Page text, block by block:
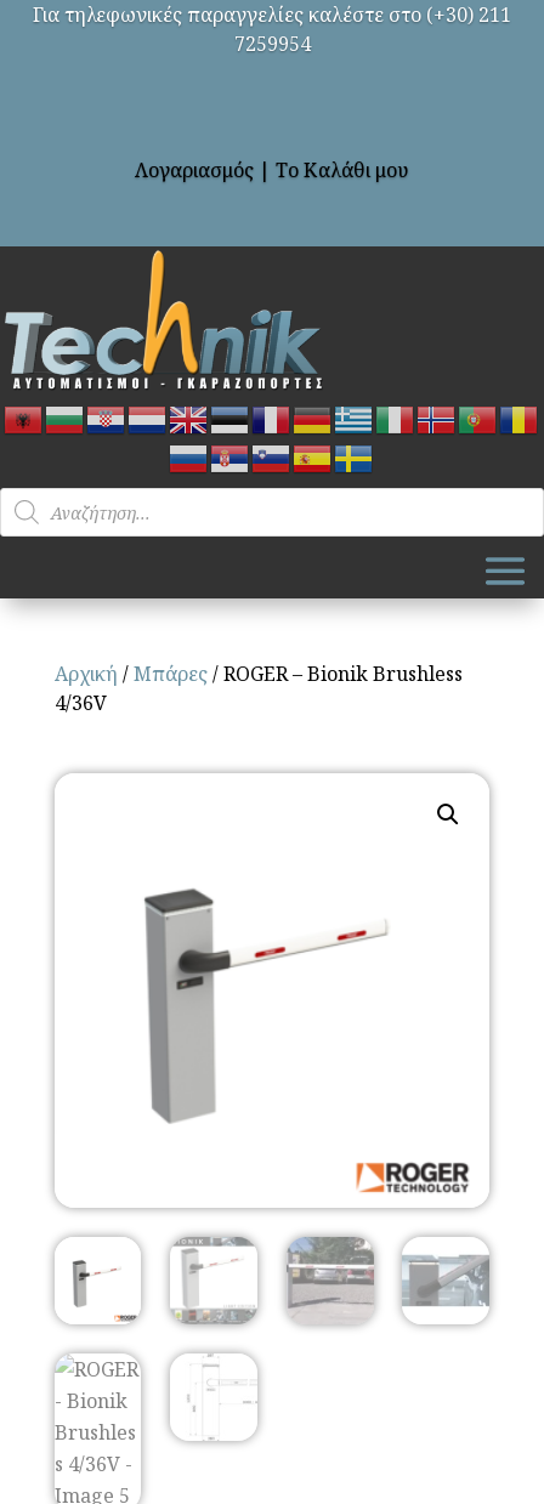
Για τηλεφωνικές παραγγελίες καλέστε στο (+30) 211
7259954
Λογαριασμός | Το Καλάθι μου
Products
search
Αρχική /Μπάρες/ ROGER – Bionik Brushless
4/36V